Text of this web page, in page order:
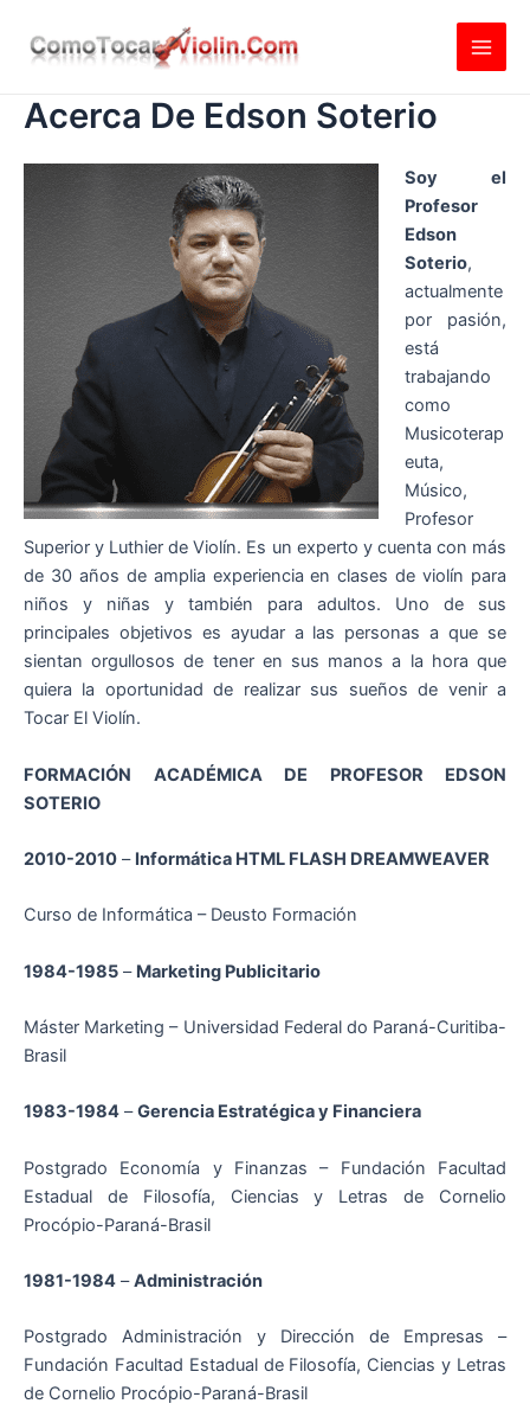
Acerca De Edson Soterio
Soy el
Profesor
Edson
Soterio,
actualmente
por pasión,
está
trabajando
como
Musicoterap
euta,
Músico,
Profesor
Superior y Luthier de Violín. Es un experto y cuenta con más
de 30 años de amplia experiencia en clases de violín para
niños y niñas y también para adultos. Uno de sus
principales objetivos es ayudar a las personas a que se
sientan orgullosos de tener en sus manos a la hora que
quiera la oportunidad de realizar sus sueños de venir a
Tocar El Violín.
FORMACIÓN ACADÉMICA DE PROFESOR EDSON
SOTERIO
2010-2010 – Informática HTML FLASH DREAMWEAVER
Curso de Informática – Deusto Formación
1984-1985 – Marketing Publicitario
Máster Marketing – Universidad Federal do Paraná-Curitiba-
Brasil
1983-1984 –Gerencia Estratégica y Financiera
Postgrado Economía y Finanzas – Fundación Facultad
Estadual de Filosofía, Ciencias y Letras de Cornelio
Procópio-Paraná-Brasil
1981-1984 –Administración
Postgrado Administración y Dirección de Empresas –
Fundación Facultad Estadual de Filosofía, Ciencias y Letras
de Cornelio Procópio-Paraná-Brasil